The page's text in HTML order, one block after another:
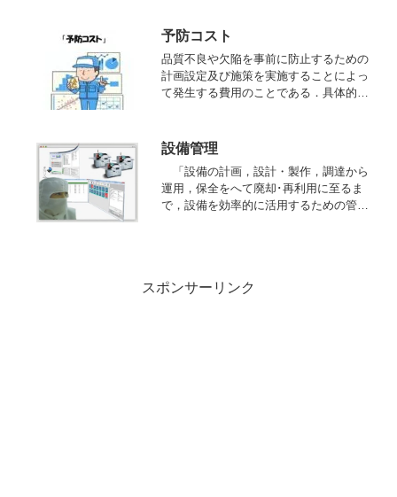
予防コスト
品質不良や欠陥を事前に防止するための
計画設定及び施策を実施することによっ
て発生する費用のことである．具体的に
る．
設備管理
「設備の計画，設計・製作，調達から
運用，保全をへて廃却･再利用に至るま
で，設備を効率的に活用するための管
スポンサーリンク